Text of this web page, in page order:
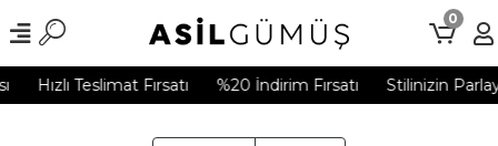
Hızlı Teslimat Fırsatı %20 İndirim Fırsatı Stilinizin
0